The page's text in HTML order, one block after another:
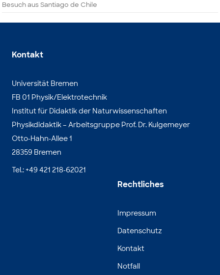
Besuch aus Santiago de Chile
Kontakt
Universität Bremen
FB 01 Physik/Elektrotechnik
Institut für Didaktik der Naturwissenschaften
Physikdidaktik – Arbeitsgruppe Prof. Dr. Kulgemeyer
Otto-Hahn-Allee 1
28359 Bremen
Tel.: +49 421 218-62021
Rechtliches
Impressum
Datenschutz
Kontakt
Notfall